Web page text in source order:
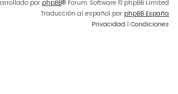
por phpBB® Forum Software © phpBB Limited
Traducción al español por phpBB España
Privacidad | Condiciones